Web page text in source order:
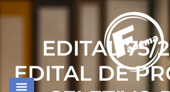
EDITAL 75/
EDITAL DE